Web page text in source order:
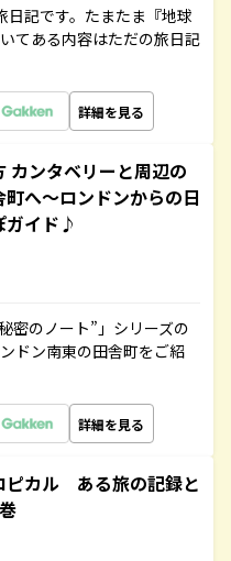
記です。たまたま『地球
てある内容はただの旅日記
詳細を見る
カンタベリーと周辺の
へ～ロンドンからの日
ガイド♪
密のノート”」シリーズの
ドン南東の田舎町をご紹
詳細を見る
ピカル ある旅の記録と